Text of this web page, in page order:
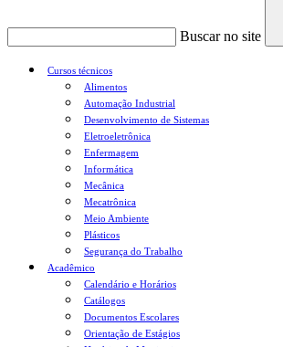
Buscar no site
Cursos técnicos
Alimentos
Automação Industrial
Desenvolvimento de Sistemas
Eletroeletrônica
Enfermagem
Informática
Mecânica
Mecatrônica
Meio Ambiente
Plásticos
Segurança do Trabalho
Acadêmico
Calendário e Horários
Catálogos
Documentos Escolares
Orientação de Estágios